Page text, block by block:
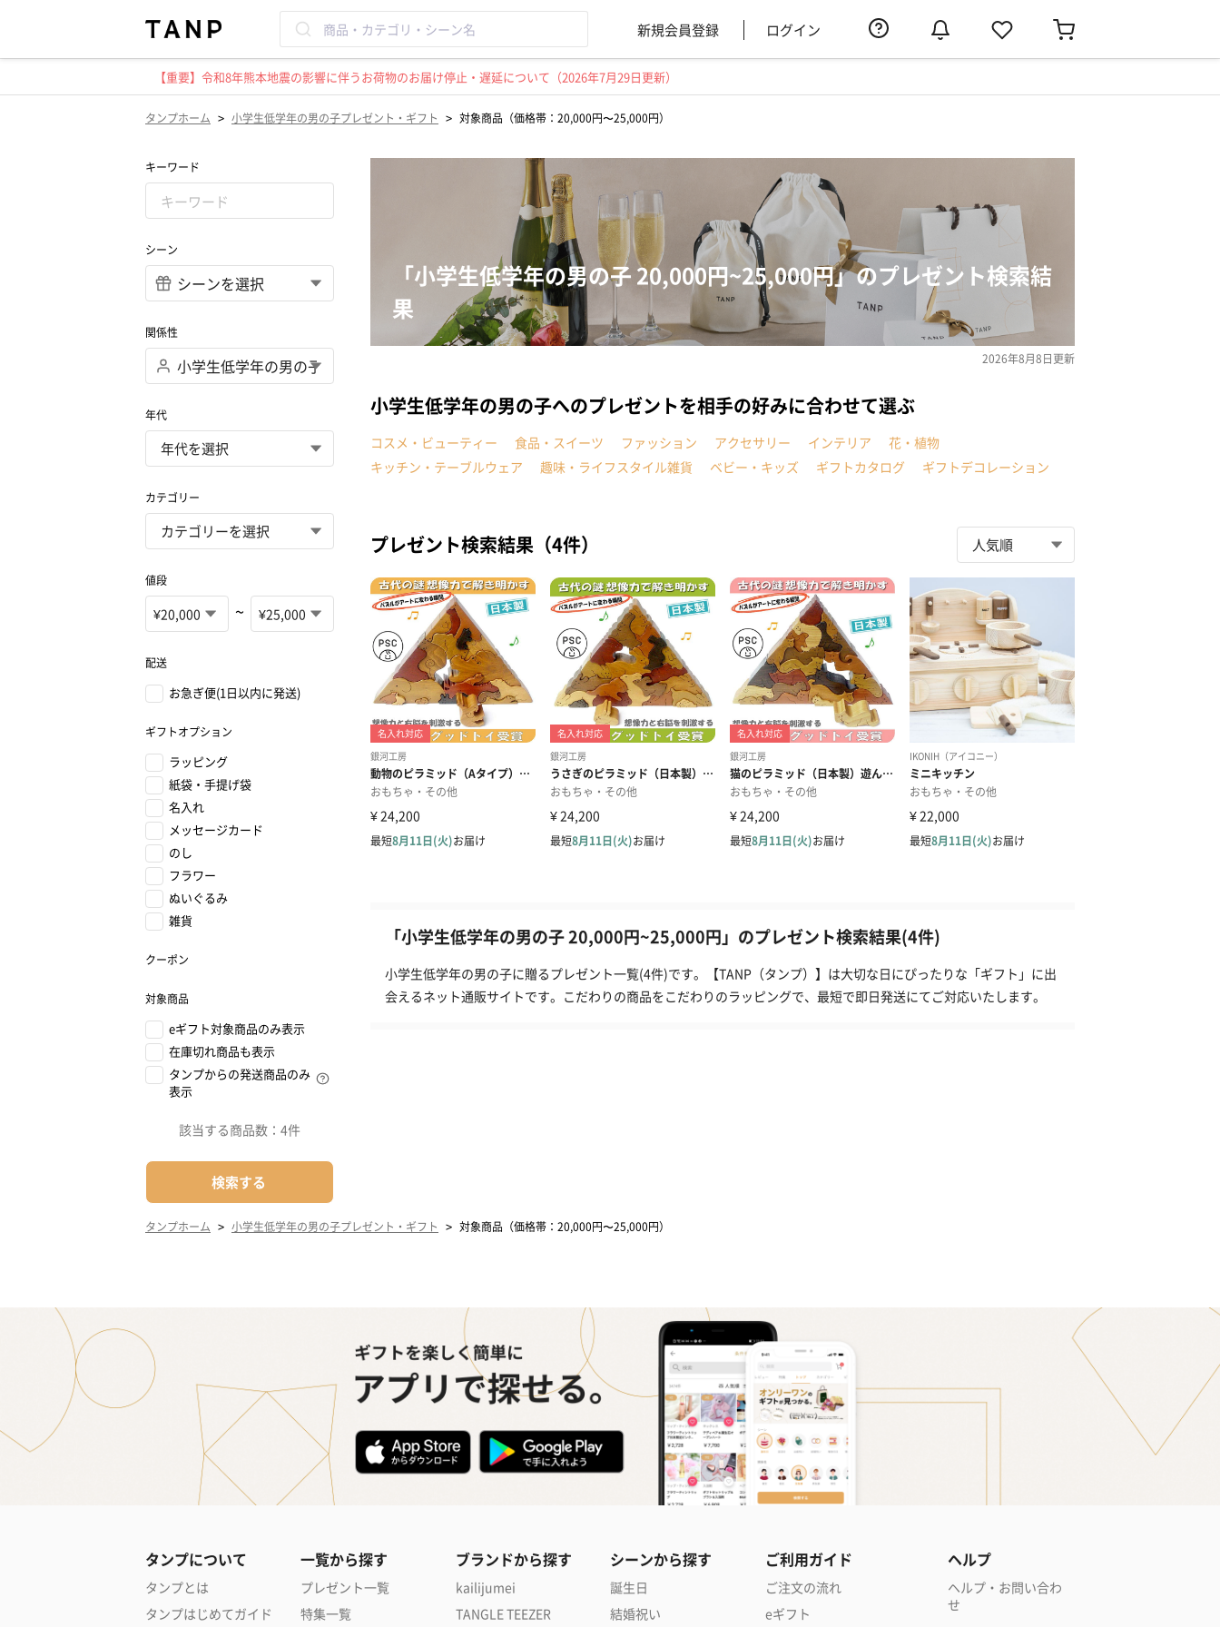
新規会員登録 ログイン
【重要】令和8年熊本地震の影響に伴うお荷物のお届け停止・遅延について（2026年7月29日更新）
タンプホーム > 小学生低学年の男の子プレゼント・ギフト > 対象商品（価格帯：20,000円〜25,000円）
キーワード
シーン
関係性
年代
カテゴリー
値段
~
配送
お急ぎ便(1日以内に発送)
ギフトオプション
ラッピング
紙袋・手提げ袋
名入れ
メッセージカード
のし
フラワー
ぬいぐるみ
雑貨
クーポン
対象商品
eギフト対象商品のみ表示
在庫切れ商品も表示
タンプからの発送商品のみ
表示
該当する商品数： 4件
検索する
「小学生低学年の男の子 20,000円~25,000円」のプレゼント検索結
果
2026年8月8日更新
小学生低学年の男の子へのプレゼントを相手の好みに合わせて選ぶ
コスメ・ビューティー 食品・スイーツ ファッション アクセサリー インテリア
花・植物
キッチン・テーブルウェア
趣味・ライフスタイル雑貨 ベビー・キッズ ギフトカタログ ギフトデコレーション
プレゼント検索結果（4件）
「小学生低学年の男の子 20,000円~25,000円」のプレゼント検索結果(4件)
小学生低学年の男の子に贈るプレゼント一覧(4件)です。【TANP（タンプ）】は大切な日にぴったりな「ギフト」に出
会えるネット通販サイトです。こだわりの商品をこだわりのラッピングで、最短で即日発送にてご対応いたします。
タンプホーム > 小学生低学年の男の子プレゼント・ギフト > 対象商品（価格帯：20,000円〜25,000円）
タンプについて
タンプとは
タンプはじめてガイド
一覧から探す
プレゼント一覧
特集一覧
ブランドから探す
kailijumei
TANGLE TEEZER
シーンから探す
誕生日
結婚祝い
ご利用ガイド
ご注文の流れ
eギフト
ヘルプ
ヘルプ・お問い合わ
せ